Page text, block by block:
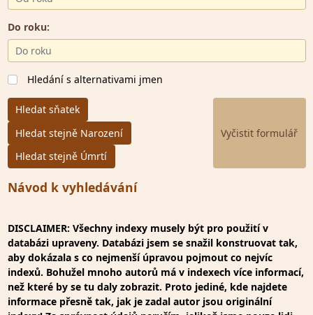
Do roku:
Hledání s alternativami jmen
Hledat sňatek
Hledat stejně Narození
Hledat stejně Úmrtí
Návod k vyhledávání
DISCLAIMER: Všechny indexy musely být pro použití v
databázi upraveny. Databázi jsem se snažil konstruovat tak,
aby dokázala s co nejmenší úpravou pojmout co nejvíc
indexů. Bohužel mnoho autorů má v indexech více informací,
než které by se tu daly zobrazit. Proto jediné, kde najdete
informace přesně tak, jak je zadal autor jsou originální